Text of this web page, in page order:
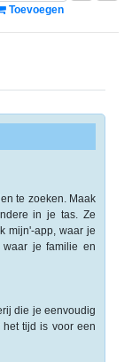
Toevoegen
te zoeken. Maak
in je tas. Ze
mijn'-app, waar je
je familie en
die je eenvoudig
het tijd is voor een